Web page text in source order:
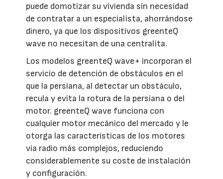
puede domotizar su vivienda sin necesidad
de contratar a un especialista, ahorrándose
dinero, ya que los dispositivos greenteQ
wave no necesitan de una centralita.
Los modelos greenteQ wave+ incorporan el
servicio de detención de obstáculos en el
que la persiana, al detectar un obstáculo,
recula y evita la rotura de la persiana o del
motor. greenteQ wave funciona con
cualquier motor mecánico del mercado y le
otorga las características de los motores
vía radio más complejos, reduciendo
considerablemente su coste de instalación
y configuración.